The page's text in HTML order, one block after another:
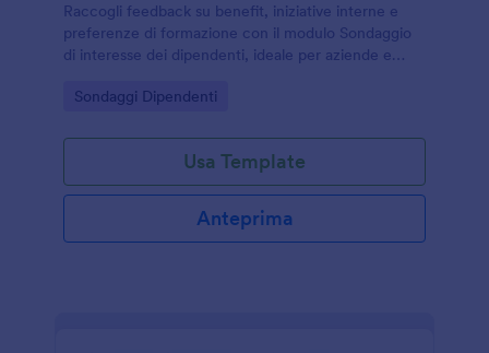
Raccogli feedback su benefit, iniziative interne e
preferenze di formazione con il modulo Sondaggio
di interesse dei dipendenti, ideale per aziende e
comunicazione e benessere sul lavoro.
Go to Category:
Sondaggi Dipendenti
Usa Template
Anteprima